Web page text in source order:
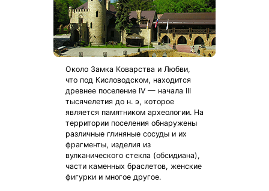
Около Замка Коварства и Любви,
что под Кисловодском, находится
древнее поселение IV — начала III
тысячелетия до н. э, которое
является памятником археологии. На
территории поселения обнаружены
различные глиняные сосуды и их
фрагменты, изделия из
вулканического стекла (обсидиана),
части каменных браслетов, женские
фигурки и многое другое.